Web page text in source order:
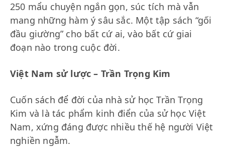
250 mẩu chuyện ngắn gọn, súc tích mà vẫn
mang những hàm ý sâu sắc. Một tập sách “gối
đầu giường” cho bất cứ ai, vào bất cứ giai
đoạn nào trong cuộc đời.
Việt Nam sử lược – Trần Trọng Kim
Cuốn sách để đời của nhà sử học Trần Trọng
Kim và là tác phẩm kinh điển của sử học Việt
Nam, xứng đáng được nhiều thế hệ người Việt
nghiền ngẫm.